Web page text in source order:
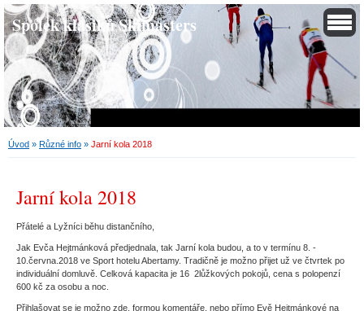
Spolek klasiků Skimasters
Úvod » Různé info » Jarní kola 2018
Jarní kola 2018
Přátelé a Lyžníci běhu distančního,
Jak Evča Hejtmánková předjednala, tak Jarní kola budou, a to v termínu 8. -
10.června.2018 ve Sport hotelu Abertamy. Tradičně je možno přijet už ve čtvrtek po
individuální domluvě. Celková kapacita je 16 2lůžkových pokojů, cena s polopenzí
600 kč za osobu a noc.
Přihlašovat se je možno zde, formou komentáře, nebo přímo Evě Hejtmánkové na